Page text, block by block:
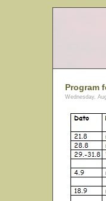
Program
Wednesday,